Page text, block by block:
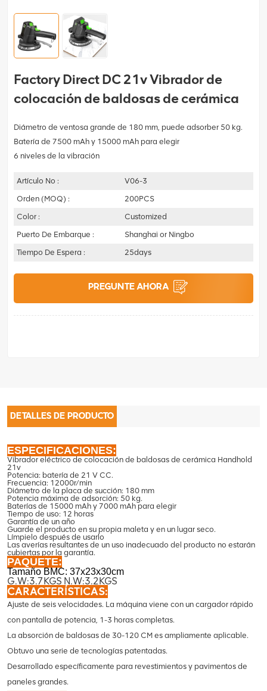
Factory Direct DC 21v Vibrador de
colocación de baldosas de cerámica
Diámetro de ventosa grande de 180 mm, puede adsorber 50 kg.
Batería de 7500 mAh y 15000 mAh para elegir
6 niveles de la vibración
Artículo No :
V06-3
Orden (MOQ) :
200PCS
Color :
Customized
Puerto De Embarque :
Shanghai or Ningbo
Tiempo De Espera :
25days
PREGUNTE AHORA
DETALLES DE PRODUCTO
ESPECIFICACIONES:
Vibrador eléctrico de colocación de baldosas de cerámica Handhold
21v
Potencia: batería de 21 V CC.
Frecuencia: 12000r/min
Diámetro de la placa de succión: 180 mm
Potencia máxima de adsorción: 50 kg.
Baterías de 15000 mAh y 7000 mAh para elegir
Tiempo de uso: 12 horas
Garantía de un año
Guarde el producto en su propia maleta y en un lugar seco.
Límpielo después de usarlo
Las averías resultantes de un uso inadecuado del producto no estarán
cubiertas por la garantía.
PAQUETE:
Tamaño BMC: 37x23x30cm
G.W:3.7KGS N.W:3.2KGS
CARACTERÍSTICAS:
Ajuste de seis velocidades. La máquina viene con un cargador rápido
con pantalla de potencia, 1-3 horas completas.
La absorción de baldosas de 30-120 CM es ampliamente aplicable.
Obtuvo una serie de tecnologías patentadas.
Desarrollado específicamente para revestimientos y pavimentos de
paneles grandes.